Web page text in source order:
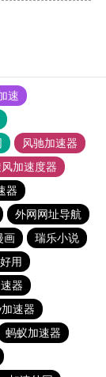
速
风驰加速器
加速度器
器
外网网址导航
画
瑞乐小说
用
器
速器
蚂蚁加速器